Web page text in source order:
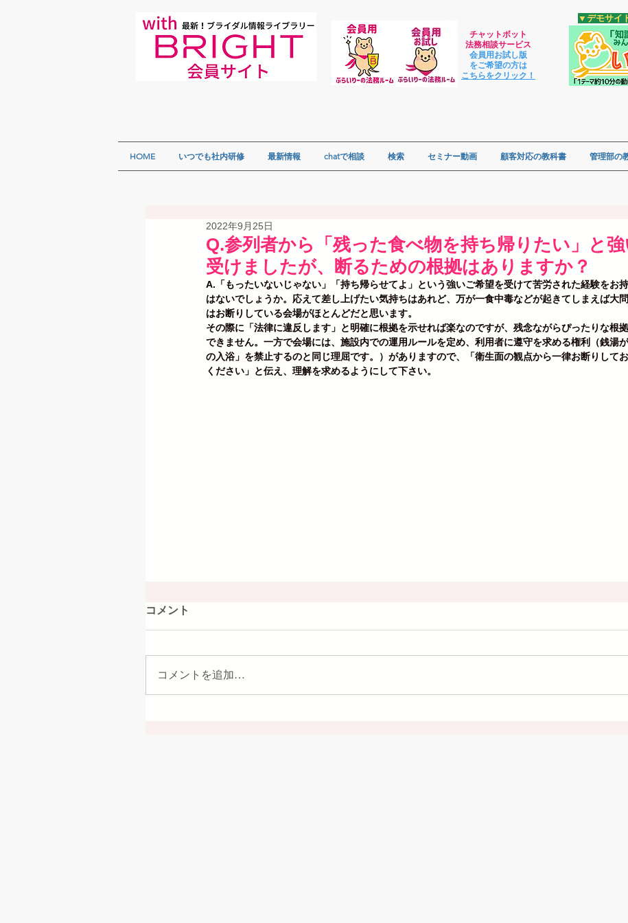
チャットボット
法務相談サービス
会員用お試し版
をご希望の方は
​こちらをクリック！
​▼デモサイ
HOME いつでも社内研修 最新情報 chatで相談 検索 セミナー動画 顧客対応の教科書 管理部の
Q.参列者から「残った食べ物を持ち帰りたい」と
受けましたが、断るための根拠はありますか？
2022年9月25日
A.「もったいないじゃない」「持ち帰らせてよ」という強いご希望を受けて苦労された経験をお
はないでしょうか。応えて差し上げたい気持ちはあれど、万が一食中毒などが起きてしまえば大
はお断りしている会場がほとんどだと思います。
その際に「法律に違反します」と明確に根拠を示せれば楽なのですが、残念ながらぴったりな根
できません。一方で会場には、施設内での運用ルールを定め、利用者に遵守を求める権利（銭湯
の入浴」を禁止するのと同じ理屈です。）がありますので、「衛生面の観点から一律お断りして
ください」と伝え、理解を求めるようにして下さい。
コメント
コメントを追加…